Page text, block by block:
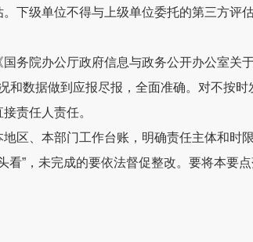
下级单位不得与上级单位委托的第三方评
务院办公厅政府信息与政务公开办公室关
和数据做到应报尽报，全面准确。对不按时
责任人责任。
区、本部门工作台账，明确责任主体和时
看” ，未完成的要依法督促整改。要将本要